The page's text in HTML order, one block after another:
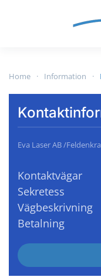
Home Information
Eva Laser AB /
Kontaktvägar
Sekretess
Vägbeskrivning
Betalning